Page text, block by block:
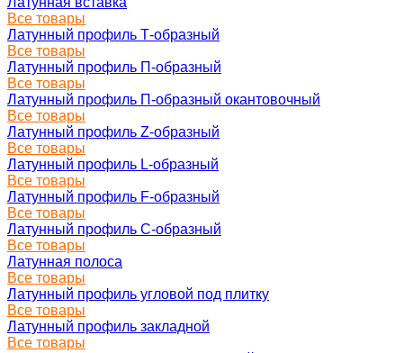
Все товары
Латунный профиль Т-образный
Все товары
Латунный профиль П-образный
Все товары
Латунный профиль П-образный окантовочный
Все товары
Латунный профиль Z-образный
Все товары
Латунный профиль L-образный
Все товары
Латунный профиль F-образный
Все товары
Латунный профиль C-образный
Все товары
Латунная полоса
Все товары
Латунный профиль угловой под плитку
Все товары
Латунный профиль закладной
Все товары